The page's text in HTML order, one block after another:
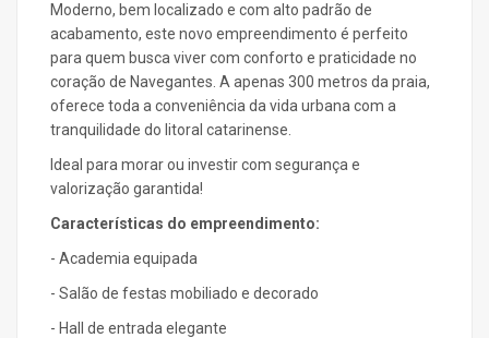
Moderno, bem localizado e com alto padrão de
acabamento, este novo empreendimento é perfeito
para quem busca viver com conforto e praticidade no
coração de Navegantes. A apenas 300 metros da praia,
oferece toda a conveniência da vida urbana com a
tranquilidade do litoral catarinense.
Ideal para morar ou investir com segurança e
valorização garantida!
Características do empreendimento:
- Academia equipada
- Salão de festas mobiliado e decorado
- Hall de entrada elegante